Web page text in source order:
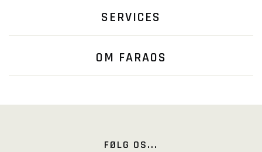
SERVICES
OM FARAOS
FØLG OS...